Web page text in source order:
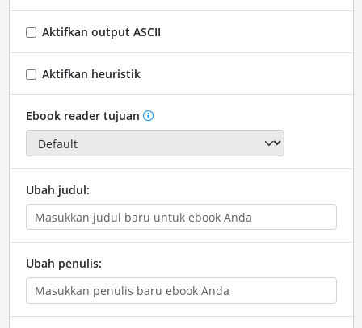
Aktifkan output ASCII
Aktifkan heuristik
Ebook reader tujuan
Ubah judul:
Ubah penulis: